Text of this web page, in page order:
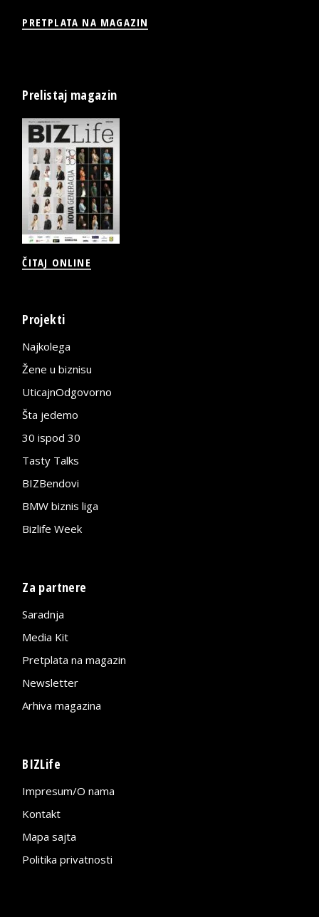
PRETPLATA NA MAGAZIN
Prelistaj magazin
ČITAJ ONLINE
Projekti
Najkolega
Žene u biznisu
UticajnOdgovorno
Šta jedemo
30 ispod 30
Tasty Talks
BIZBendovi
BMW biznis liga
Bizlife Week
Za partnere
Saradnja
Media Kit
Pretplata na magazin
Newsletter
Arhiva magazina
BIZLife
Impresum/O nama
Kontakt
Mapa sajta
Politika privatnosti